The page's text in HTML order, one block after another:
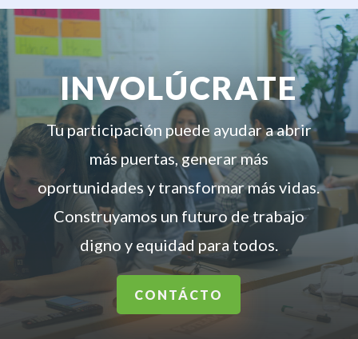
INVOLÚCRATE
Tu participación puede ayudar a abrir
más puertas, generar más
oportunidades y transformar más vidas.
Construyamos un futuro de trabajo
digno y equidad para todos.
CONTÁCTO